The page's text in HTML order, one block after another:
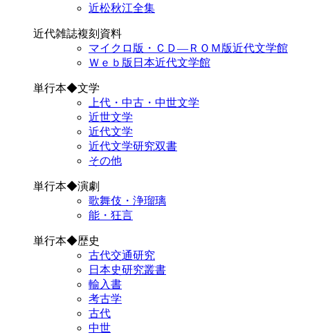
近松秋江全集
近代雑誌複刻資料
マイクロ版・ＣＤ―ＲＯＭ版近代文学館
Ｗｅｂ版日本近代文学館
単行本◆文学
上代・中古・中世文学
近世文学
近代文学
近代文学研究双書
その他
単行本◆演劇
歌舞伎・浄瑠璃
能・狂言
単行本◆歴史
古代交通研究
日本史研究叢書
輸入書
考古学
古代
中世